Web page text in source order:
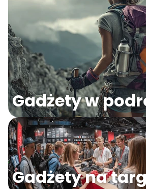
Gadżety w
Gadżety na